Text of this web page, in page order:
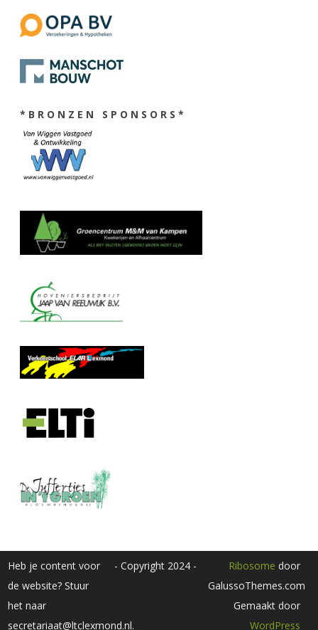
* B R O N Z E N S P O N S O R S *
Heb je content voor
de website? Stuur
het naar
secretariaat@ltclexmond.nl.
- Copyright 2024 - Ribosome door
GalussoThemes.com
Gemaakt door
WordPress